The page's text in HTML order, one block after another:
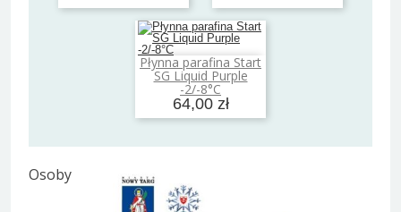
Płynna parafina Start
SG Liquid Purple
-2/-8°C
64,00 zł
Dodaj do koszyka
Osoby